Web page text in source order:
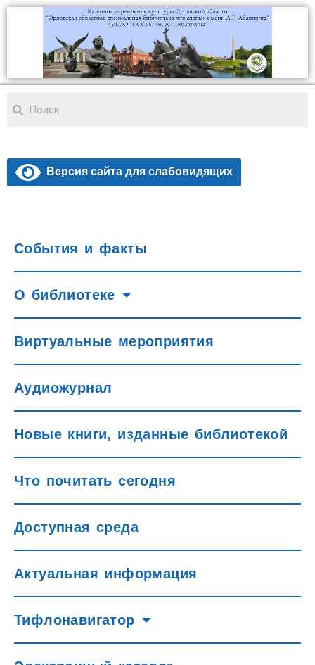
Версия сайта для слабовидящих
События и факты
О библиотеке
Виртуальные мероприятия
Аудиожурнал
Новые книги, изданные библиотекой
Что почитать сегодня
Доступная среда
Актуальная информация
Тифлонавигатор